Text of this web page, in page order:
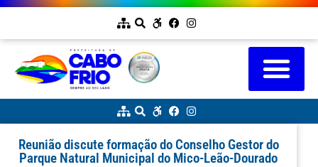
Reunião discute formação do Conselho Gestor do
Parque Natural Municipal do Mico-Leão-Dourado